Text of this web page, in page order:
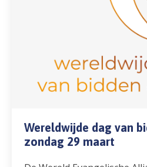
Wereldwijde dag van
zondag 29 maart